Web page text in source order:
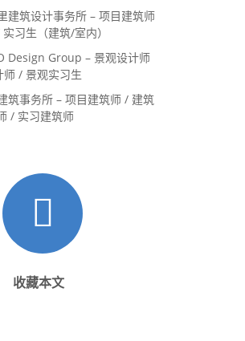
建筑设计事务所 – 项目建筑师
习生（建筑/室内）
Design Group – 景观设计师
/ 景观实习生
筑事务所 – 项目建筑师 / 建筑
/ 实习建筑师
收藏本文